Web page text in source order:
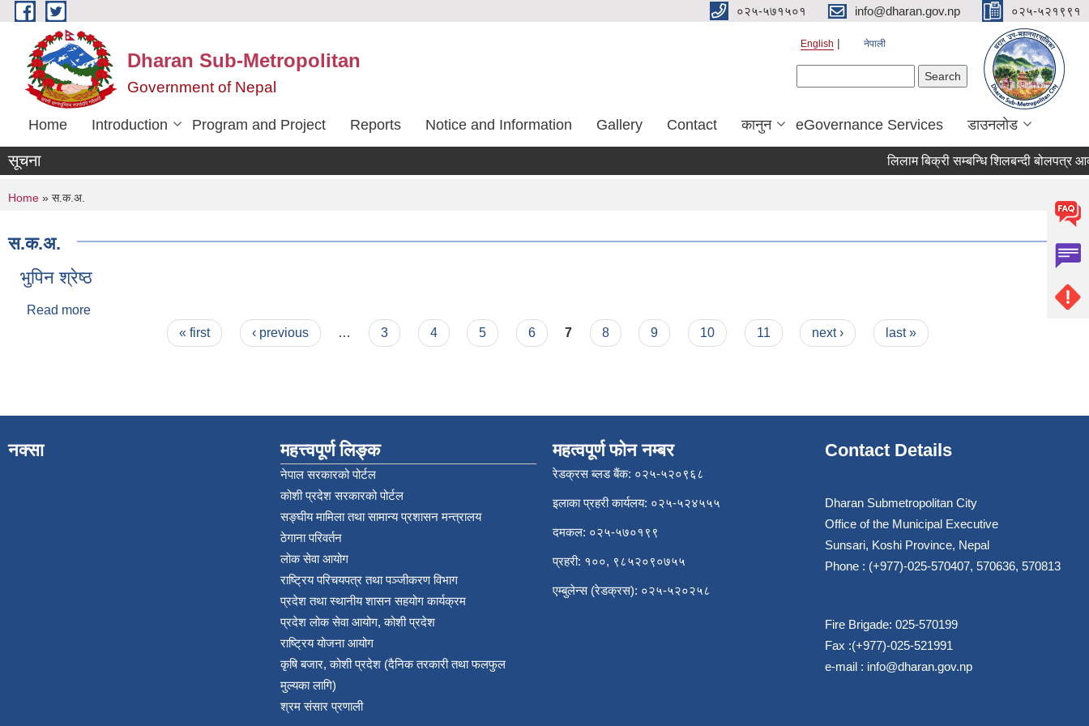
Skip to main content ०२५-५७१५०१ info@dharan.gov.np ०२५-५२१९९१
Dharan Sub-Metropolitan
Government of Nepal
English नेपाली
Home Introduction Program and Project Reports Notice and Information Gallery Contact कानुन eGovernance Services डाउनलोड
सूचना लिलाम
You are here
Home » स.क.अ.
स.क.अ.
भुपिन श्रेष्ठ
Read more
« first ‹ previous … 3 4 5 6 7 8 9 10 11 next › last »
नक्सा महत्त्वपूर्ण लिङ्क
नेपाल सरकारको पोर्टल
कोशी प्रदेश सरकारको पोर्टल
सङ्‍घीय मामिला तथा सामान्य प्रशासन मन्त्रालय
ठेगाना परिवर्तन
लोक सेवा आयोग
राष्ट्रिय परिचयपत्र तथा पञ्‍जीकरण विभाग
प्रदेश तथा स्थानीय शासन सहयोग कार्यक्रम
प्रदेश लोक सेवा आयोग, कोशी प्रदेश
राष्ट्रिय योजना आयोग
कृषि बजार, कोशी प्रदेश (दैनिक तरकारी तथा फलफुल
मुल्यका लागि)
श्रम संसार प्रणाली
महत्वपूर्ण फोन नम्बर
रेडक्रस ब्लड बैंक: ०२५-५२०९६८
इलाका प्रहरी कार्यलय: ०२५-५२४५५५
दमकल: ०२५-५७०१९९
प्रहरी: १००, ९८५२०९०७५५
एम्बुलेन्स (रेडक्रस): ०२५-५२०२५८
Contact Details
Dharan Submetropolitan City
Office of the Municipal Executive
Sunsari, Koshi Province, Nepal
Phone : (+977)-025-570407, 570636, 570813
Fire Brigade: 025-570199
Fax :(+977)-025-521991
e-mail : info@dharan.gov.np